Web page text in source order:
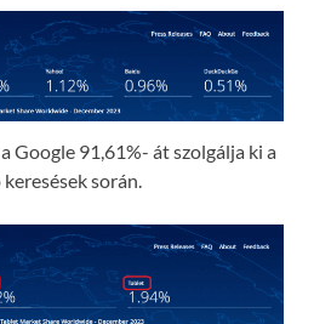
Google 91,61%- át szolgálja ki a
során.